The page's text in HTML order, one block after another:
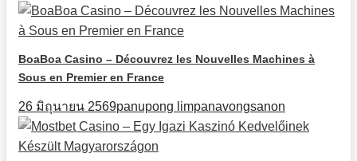
BoaBoa Casino – Découvrez les Nouvelles Machines à
Sous en Premier en France
26 มิถุนายน 2569panupong limpanavongsanon